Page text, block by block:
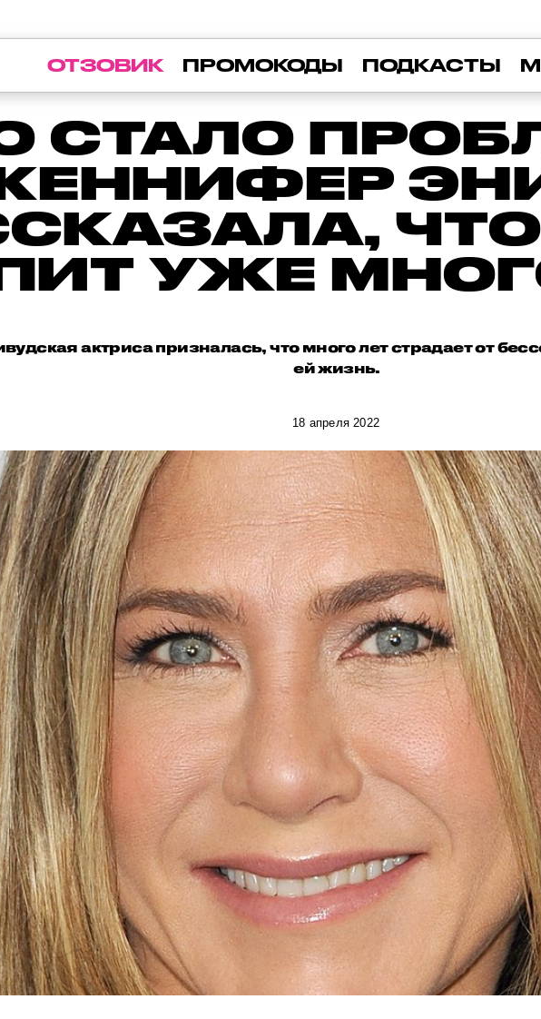
ОТЗОВИК ПРОМОКОДЫ ПОДКАСТЫ
СТАЛО
УЖЕ
актриса призналась, что много лет страдает от
ей жизнь.
18 апреля 2022